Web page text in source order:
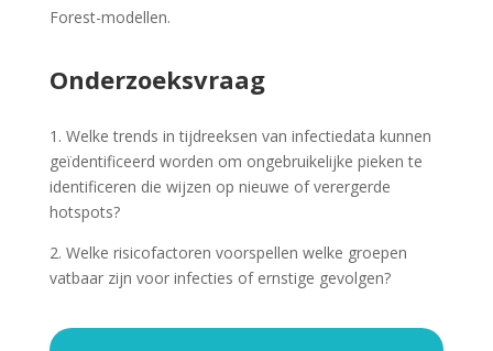
Forest-modellen.
Onderzoeksvraag
1. Welke trends in tijdreeksen van infectiedata kunnen
geïdentificeerd worden om ongebruikelijke pieken te
identificeren die wijzen op nieuwe of verergerde
hotspots?
2. Welke risicofactoren voorspellen welke groepen
vatbaar zijn voor infecties of ernstige gevolgen?